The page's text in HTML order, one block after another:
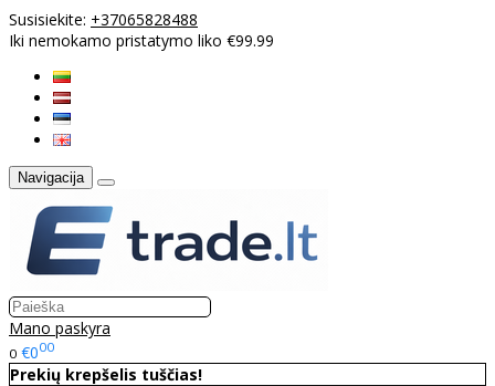
Susisiekite: +37065828488
Iki nemokamo pristatymo liko €99.99
Navigacija
Mano paskyra
0 €000
Prekių krepšelis tuščias!